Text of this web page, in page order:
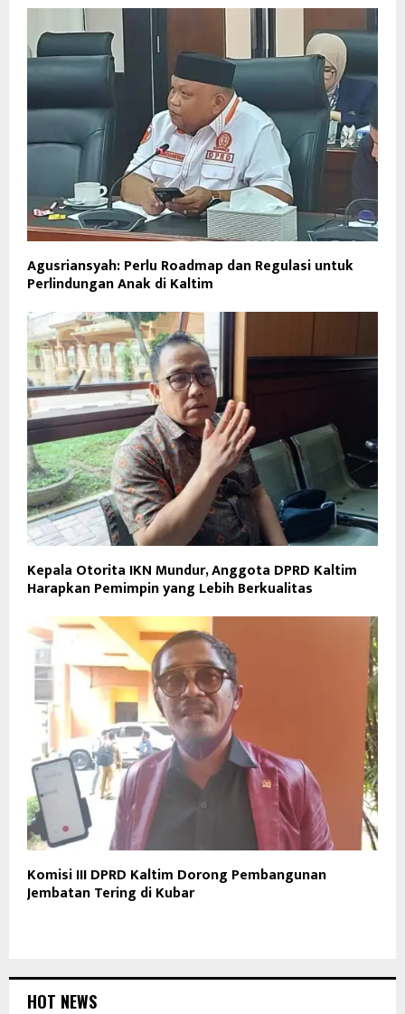
Agusriansyah: Perlu Roadmap dan Regulasi untuk
Perlindungan Anak di Kaltim
Kepala Otorita IKN Mundur, Anggota DPRD Kaltim
Harapkan Pemimpin yang Lebih Berkualitas
Komisi III DPRD Kaltim Dorong Pembangunan
Jembatan Tering di Kubar
HOT NEWS